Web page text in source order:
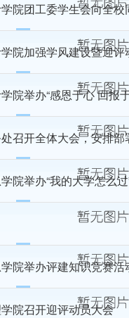
院团工委学生会向全校
院加强学风建设暨迎评
院举办“感恩于心 回报
召开全体大会，安排部
院举办“我的大学怎么
院举办评建知识竞赛活
院召开迎评动员大会